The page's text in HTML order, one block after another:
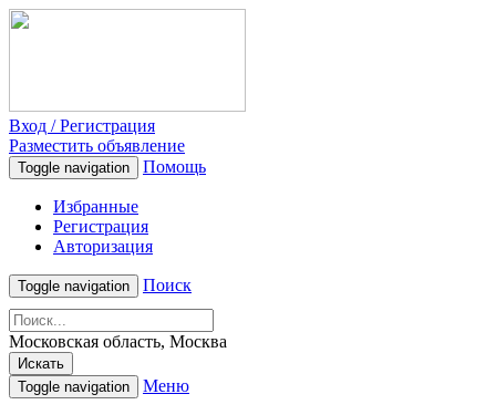
Вход / Регистрация
Разместить объявление
Toggle navigation Помощь
Избранные
Регистрация
Авторизация
Toggle navigation Поиск
Московская область, Москва
Искать
Toggle navigation
Меню